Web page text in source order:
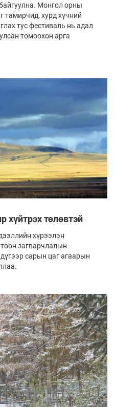
Монгол орны
тамирчид, хурд хүчний
тус фестиваль нь адал
томоохон арга
хүйтрэх төлөвтэй
хүрээлэн
загварчлалын
сарын цаг агаарын